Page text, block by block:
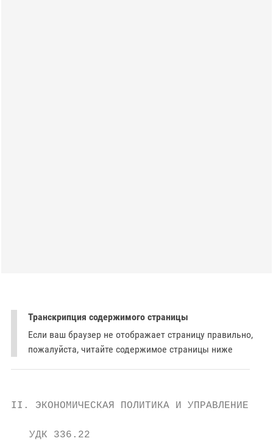
Транскрипция содержимого страницы
Если ваш браузер не отображает страницу правильно,
пожалуйста, читайте содержимое страницы ниже
II. ЭКОНОМИЧЕСКАЯ ПОЛИТИКА И УПРАВЛЕНИЕ
   УДК 336.22